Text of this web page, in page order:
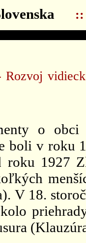
::
Rozvoj
o
boli v roku
1927
V 18.